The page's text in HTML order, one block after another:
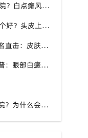
[健康科普]泉州能看好白癜风的医院？白点癫风需要注意什么饮食？
[资讯]泉州专业治疗白癜风医院哪个好？头皮上有一块白色厚厚的头皮？
泉州永春治白癜风医院有哪些-排名直击：皮肤白斑是什么原因导致的？
泉州白癜风专科治疗医院-健康科普：眼部白癜风症状？
健康指南-泉州治疗白癜风厉害医院？为什么会长白斑的原因？